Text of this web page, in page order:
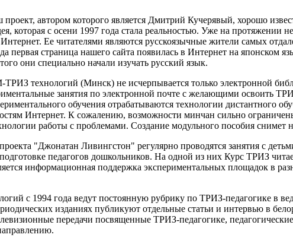
автором которого является Дмитрий Кучерявый, хорошо
которая с осени 1997 года стала реальностью. Уже на
Ее читателями являются русскоязычные жители самых
первая страница нашего сайта появилась в Интернет на японском
они специально начали изучать русский язык.
технологий (Минск) не исчерпывается только электронной
занятия по электронной почте с желающими освоить
обучения отрабатываются технологии дистантного
Интернет. К сожалению, возможности минчан сильно
работы с проблемами. Создание модульного пособия снимет
"Джонатан Ливингстон" регулярно проводятся занятия с
педагогов дошкольников. На одной из них Курс ТРИЗ
информационная поддержка экспериментальных площадок в
с 1994 года ведут постоянную рубрику по ТРИЗ-педагогике в
изданиях публикуют отдельные статьи и интервью в
передачи посвященные ТРИЗ-педагогике,